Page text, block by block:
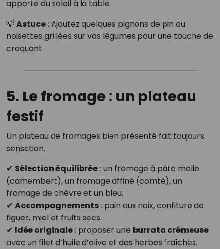
apporte du soleil à la table.
💡Astuce: Ajoutez quelques pignons de pin ou
noisettes grillées sur vos légumes pour une touche de
croquant.
5. Le fromage : un plateau
festif
Un plateau de fromages bien présenté fait toujours
sensation.
✔ Sélection équilibrée: un fromage à pâte molle
(camembert), un fromage affiné (comté), un
fromage de chèvre et un bleu.
✔ Accompagnements: pain aux noix, confiture de
figues, miel et fruits secs.
✔ Idée originale: proposer une burrata crémeuse
avec un filet d’huile d’olive et des herbes fraîches.